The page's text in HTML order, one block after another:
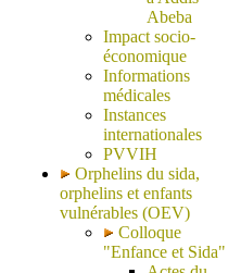
Abeba
Impact socio-
économique
Informations
médicales
Instances
internationales
PVVIH
Orphelins du sida,
orphelins et enfants
vulnérables (OEV)
Colloque
"Enfance et Sida"